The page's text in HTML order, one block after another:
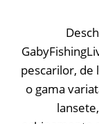
pescarilor, de
o gama